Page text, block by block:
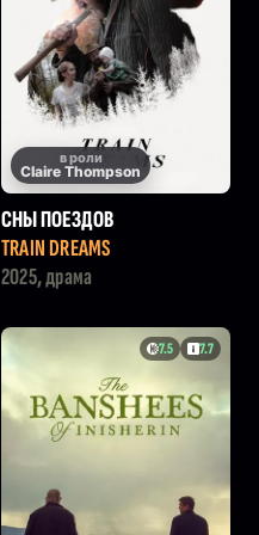
в роли
Claire Thompson
СНЫ ПОЕЗДОВ
TRAIN DREAMS
2025, драма
7.5 7.7